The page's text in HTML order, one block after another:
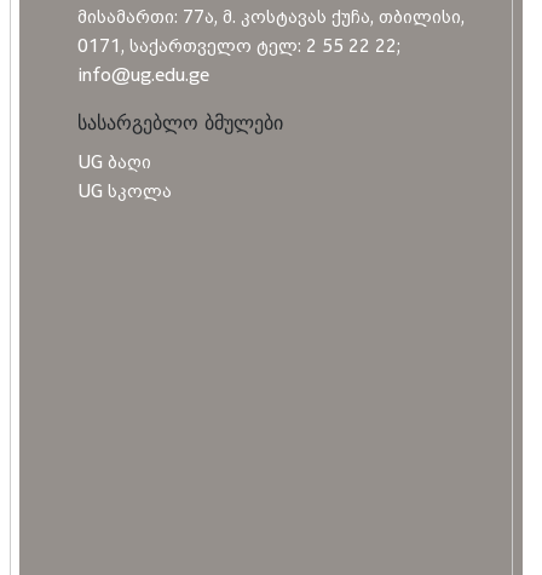
მისამართი: 77ა, მ. კოსტავას ქუჩა, თბილისი,
0171, საქართველო ტელ: 2 55 22 22;
info@ug.edu.ge
სასარგებლო ბმულები
UG ბაღი
UG სკოლა